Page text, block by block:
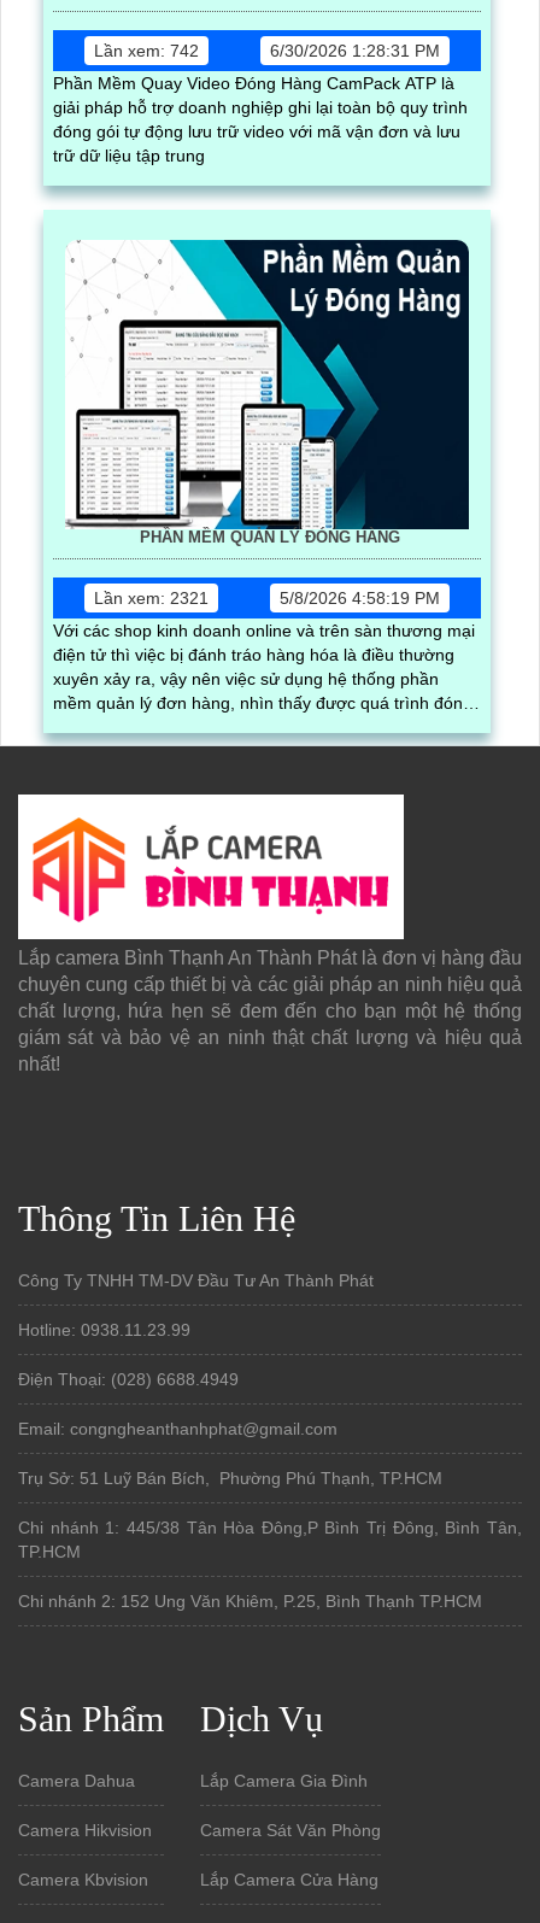
Lần xem: 742
6/30/2026 1:28:31 PM
Phần Mềm Quay Video Đóng Hàng CamPack ATP là
giải pháp hỗ trợ doanh nghiệp ghi lại toàn bộ quy trình
đóng gói tự động lưu trữ video với mã vận đơn và lưu
trữ dữ liệu tập trung
PHẦN MỀM QUẢN LÝ ĐÓNG HÀNG
Lần xem: 2321
5/8/2026 4:58:19 PM
Với các shop kinh doanh online và trên sàn thương mại
điện tử thì việc bị đánh tráo hàng hóa là điều thường
xuyên xảy ra, vậy nên việc sử dụng hệ thống phần
mềm quản lý đơn hàng, nhìn thấy được quá trình đóng
được ghi lại một cách dễ dàng
Lắp camera Bình Thạnh An Thành Phát là đơn vị hàng đầu
chuyên cung cấp thiết bị và các giải pháp an ninh hiệu quả
chất lượng, hứa hẹn sẽ đem đến cho bạn một hệ thống
giám sát và bảo vệ an ninh thật chất lượng và hiệu quả
nhất!
Thông Tin Liên Hệ
Công Ty TNHH TM-DV Đầu Tư An Thành Phát
Hotline: 0938.11.23.99
Điện Thoại: (028) 6688.4949
Email: congngheanthanhphat@gmail.com
Trụ Sở: 51 Luỹ Bán Bích, Phường Phú Thạnh, TP.HCM
Chi nhánh 1: 445/38 Tân Hòa Đông,P Bình Trị Đông, Bình Tân,
TP.HCM
Chi nhánh 2: 152 Ung Văn Khiêm, P.25, Bình Thạnh TP.HCM
Sản Phẩm
Camera Dahua
Camera Hikvision
Camera Kbvision
Dịch Vụ
Lắp Camera Gia Đình
Camera Sát Văn Phòng
Lắp Camera Cửa Hàng